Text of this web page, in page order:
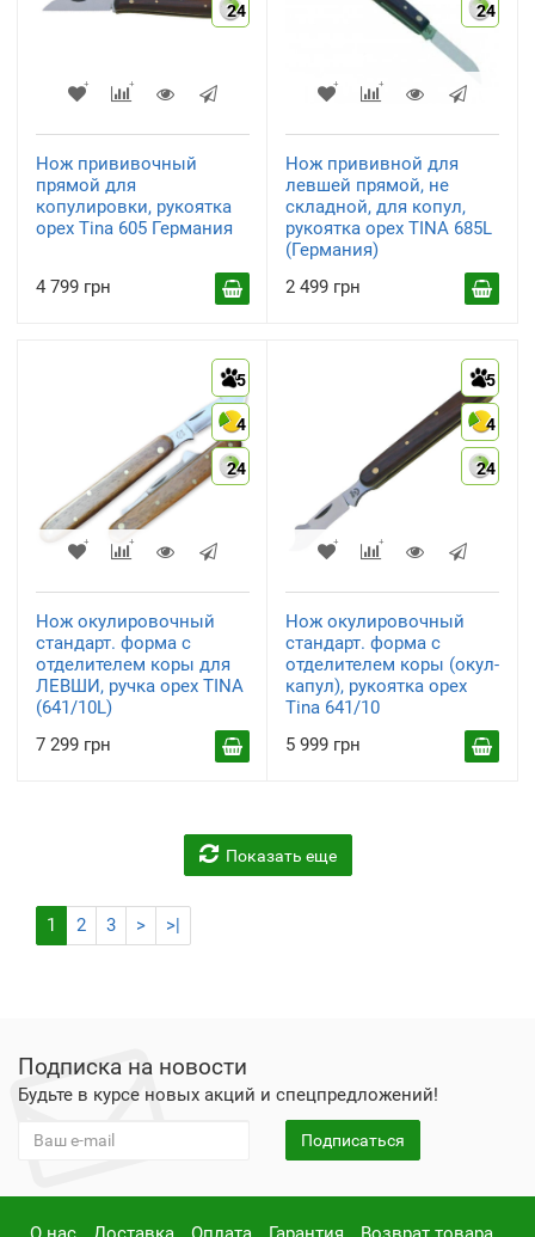
24
Нож прививочный
прямой для
копулировки, рукоятка
орех Tina 605 Германия
4 799 грн
24
Нож прививной для
левшей прямой, не
складной, для копул,
рукоятка орех TINA 685L
(Германия)
2 499 грн
5
4
24
Нож окулировочный
стандарт. форма с
отделителем коры для
ЛЕВШИ, ручка орех TINA
(641/10L)
7 299 грн
5
4
24
Нож окулировочный
стандарт. форма с
отделителем коры (окул-
капул), рукоятка орех
Tina 641/10
5 999 грн
Показать еще
1 2 3 > >|
Подписка на новости
Будьте в курсе новых акций и спецпредложений!
Подписаться